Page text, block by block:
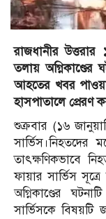
রাজধানীর
তলায়
আহতের খবর
হাসপাতালে প্রেরণ
শুক্রবার (১৬
তাৎক্ষণিকভাবে
ফায়ার সার্ভিস
অগ্নিকাণ্ডের
সার্ভিসকে